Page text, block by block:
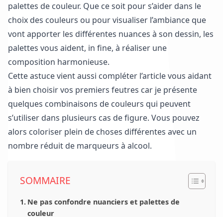
palettes de couleur. Que ce soit pour s’aider dans le
choix des couleurs ou pour visualiser l’ambiance que
vont apporter les différentes nuances à son dessin, les
palettes vous aident, in fine, à réaliser une
composition harmonieuse.
Cette astuce vient aussi compléter l’article vous aidant
à bien choisir vos premiers feutres car je présente
quelques combinaisons de couleurs qui peuvent
s’utiliser dans plusieurs cas de figure. Vous pouvez
alors coloriser plein de choses différentes avec un
nombre réduit de marqueurs à alcool.
SOMMAIRE
Ne pas confondre nuanciers et palettes de
couleur